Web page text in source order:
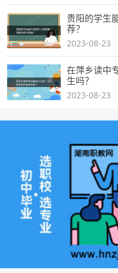
贵阳的学生
荐？
2023-08-23
在萍乡读中
生吗？
2023-08-23